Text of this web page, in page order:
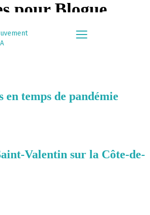
pour Blogue
la côte!
temps de pandémie
Valentin sur la Côte-de-